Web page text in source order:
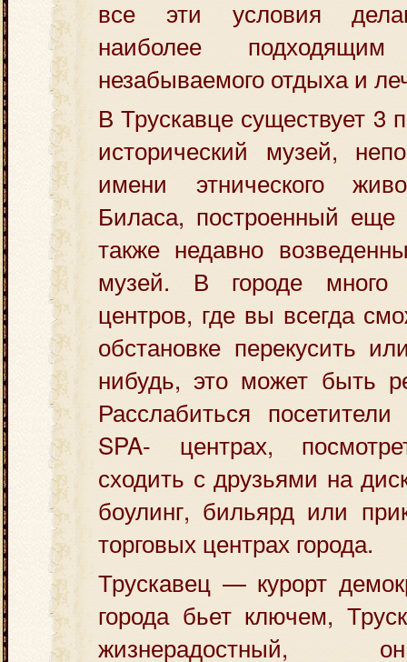
все эти условия
наиболее
незабываемого отдыха и
В Трускавце существует 3
исторический музей,
имени этнического
Биласа, построенный
также недавно
музей. В городе много
центров, где вы всегда
обстановке перекусить
нибудь, это может быть
Расслабиться
SPA- центрах,
сходить с друзьями на
боулинг, бильярд или
торговых центрах города.
Трускавец — курорт
города бьет ключем,
жизнерадостный,